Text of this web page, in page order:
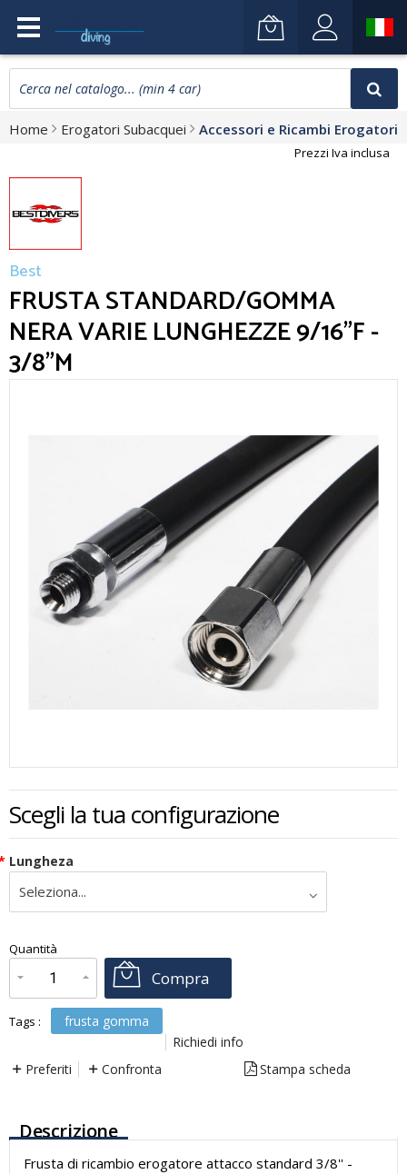
Home Erogatori Subacquei Accessori e Ricambi Erogatori
Prezzi Iva inclusa
Best
FRUSTA STANDARD/GOMMA
NERA VARIE LUNGHEZZE 9/16"F -
3/8"M
Scegli la tua configurazione
Lungheza
x1 Prezzo finale:
Quantità
Tags : frusta gomma
Preferiti Confronta
Richiedi info
Stampa scheda
Compra
Descrizione
Frusta di ricambio erogatore attacco standard 3/8'' -